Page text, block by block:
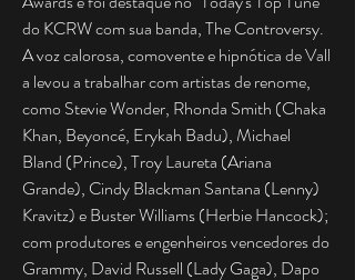
do KCRW com sua banda, The Controversy.
A voz calorosa, comovente e hipnótica de Vall
a levou a trabalhar com artistas de renome,
como Stevie Wonder, Rhonda Smith (Chaka
Khan, Beyoncé, Erykah Badu), Michael
Bland (Prince), Troy Laureta (Ariana
Grande), Cindy Blackman Santana (Lenny)
Kravitz) e Buster Williams (Herbie Hancock);
com produtores e engenheiros vencedores do
Grammy, David Russell (Lady Gaga), Dapo